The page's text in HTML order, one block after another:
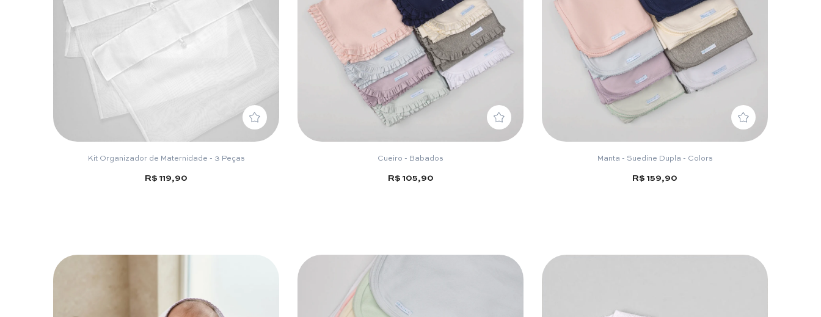
Kit Organizador de Maternidade - 3 Peças
R$ 119,90
Cueiro - Babados
R$ 105,90
Manta - Suedine Dupla - Colors
R$ 159,90